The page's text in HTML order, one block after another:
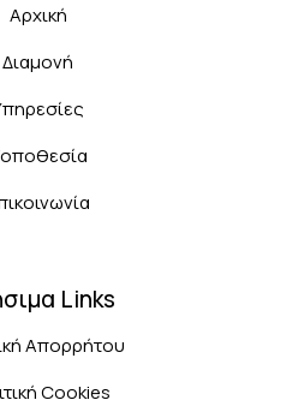
Αρχική
Διαμονή
Links
Απορρήτου
Cookies